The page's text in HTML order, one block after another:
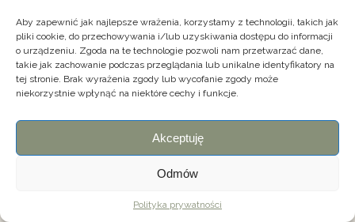
Aby zapewnić jak najlepsze wrażenia, korzystamy z technologii, takich jak
pliki cookie, do przechowywania i/lub uzyskiwania dostępu do informacji
o urządzeniu. Zgoda na te technologie pozwoli nam przetwarzać dane,
takie jak zachowanie podczas przeglądania lub unikalne identyfikatory na
tej stronie. Brak wyrażenia zgody lub wycofanie zgody może
niekorzystnie wpłynąć na niektóre cechy i funkcje.
Akceptuję
Odmów
Polityka prywatności